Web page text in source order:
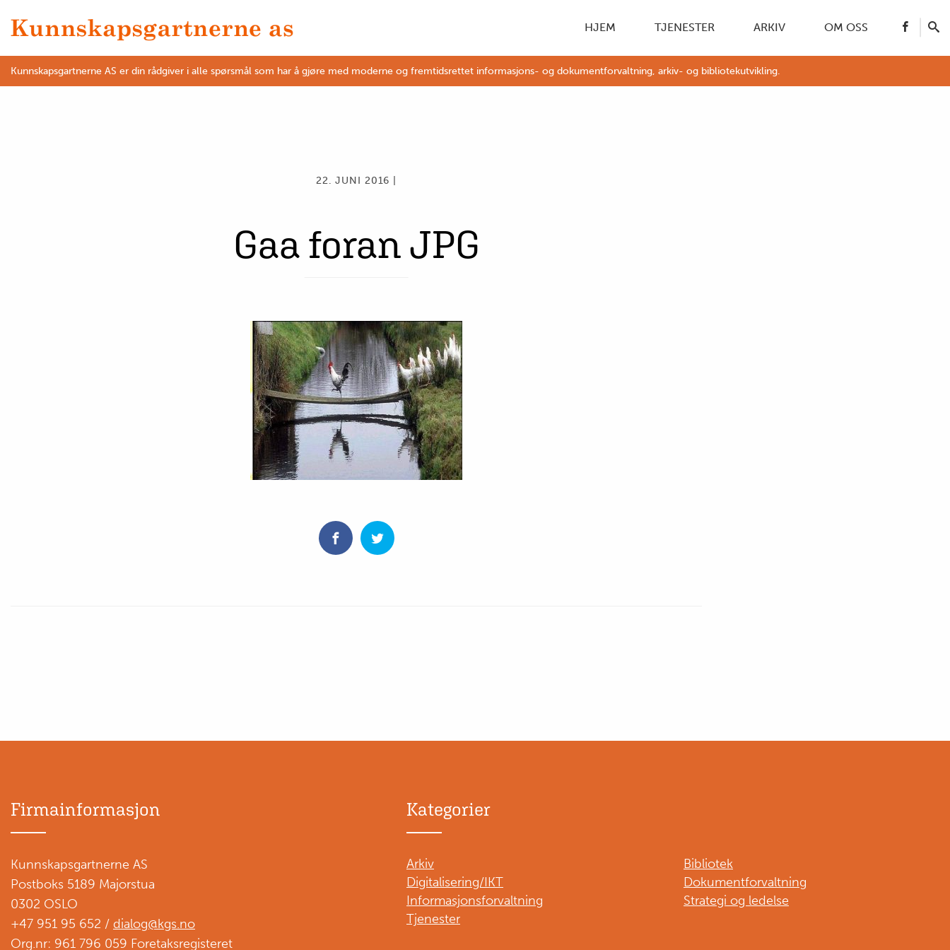
HJEM TJENESTER ARKIV OM OSS
Kunnskapsgartnerne AS er din rådgiver i alle spørsmål som har å gjøre med moderne og fremtidsrettet informasjons- og dokumentforvaltning, arkiv- og bibliotekutvikling.
22. JUNI 2016 |
Gaa foran JPG
Firmainformasjon
Kunnskapsgartnerne AS
Postboks 5189 Majorstua
0302 OSLO
+47 951 95 652 / dialog@kgs.no
Org.nr: 961 796 059 Foretaksregisteret
Kategorier
Arkiv
Bibliotek
Digitalisering/IKT
Dokumentforvaltning
Informasjonsforvaltning
Strategi og ledelse
Tjenester